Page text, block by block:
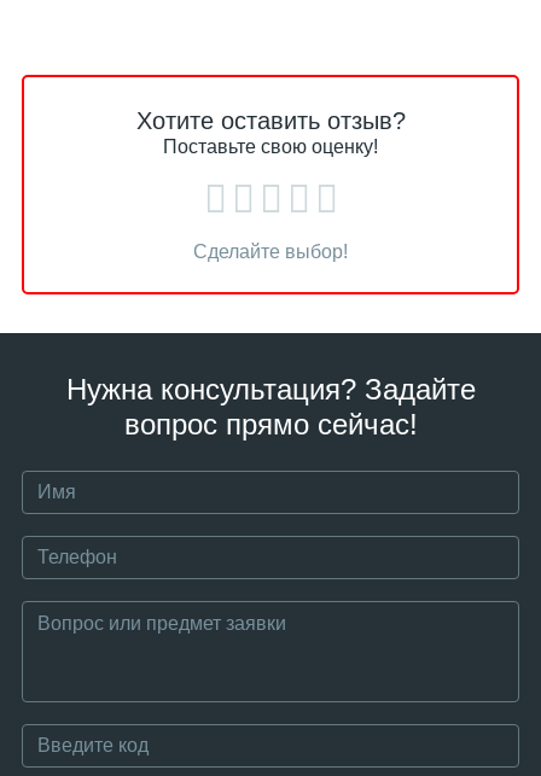
Хотите оставить отзыв?
Поставьте свою оценку!
Сделайте выбор!
Нужна консультация? Задайте
вопрос прямо сейчас!